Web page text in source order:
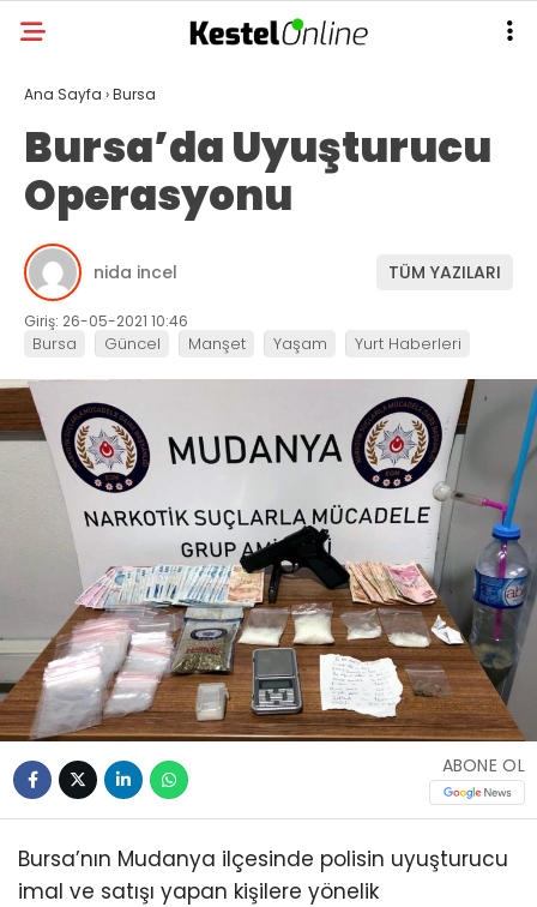
Ana Sayfa ›Bursa
Bursa’da Uyuşturucu
Operasyonu
nida incel TÜM YAZILARI
Giriş: 26-05-2021 10:46
Bursa Güncel Manşet Yaşam Yurt Haberleri
ABONE OL
Bursa’nın Mudanya ilçesinde polisin uyuşturucu
imal ve satışı yapan kişilere yönelik